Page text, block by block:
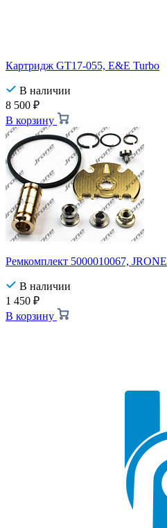
Картридж GT17-055, E&E Turbo
В наличии
8 500 ₽
В корзину
Ремкомплект 5000010067, JRONE
В наличии
1 450 ₽
В корзину